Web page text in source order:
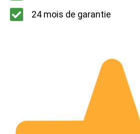
24 mois de garantie